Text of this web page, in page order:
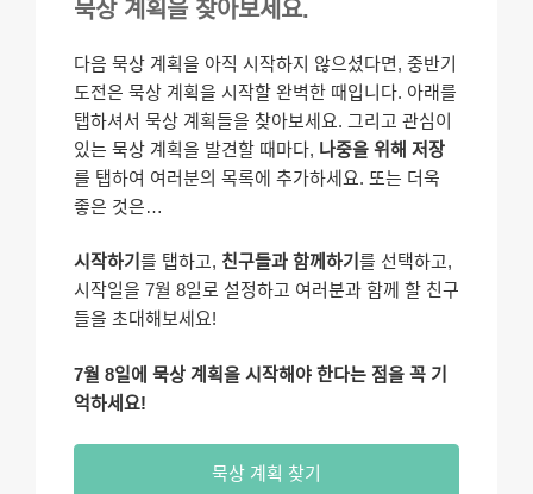
묵상 계획을 찾아보세요.
다음 묵상 계획을 아직 시작하지 않으셨다면, 중반기
도전은 묵상 계획을 시작할 완벽한 때입니다. 아래를
탭하셔서 묵상 계획들을 찾아보세요. 그리고 관심이
있는 묵상 계획을 발견할 때마다, 나중을 위해 저장
를 탭하여 여러분의 목록에 추가하세요. 또는 더욱
좋은 것은…
시작하기 를 탭하고, 친구들과 함께하기 를 선택하고,
시작일을 7월 8일로 설정하고 여러분과 함께 할 친구
들을 초대해보세요!
7월 8일에 묵상 계획을 시작해야 한다는 점을 꼭 기
억하세요!
묵상 계획 찾기